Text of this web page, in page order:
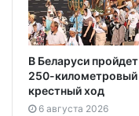
В Беларуси пройдет
250-километровый
крестный ход
6 августа 2026